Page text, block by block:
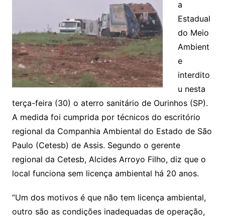
a
Estadual
do Meio
Ambient
e
interdito
u nesta
terça-feira (30) o aterro sanitário de Ourinhos (SP).
A medida foi cumprida por técnicos do escritório
regional da Companhia Ambiental do Estado de São
Paulo (Cetesb) de Assis. Segundo o gerente
regional da Cetesb, Alcides Arroyo Filho, diz que o
local funciona sem licença ambiental há 20 anos.
“Um dos motivos é que não tem licença ambiental,
outro são as condições inadequadas de operação,